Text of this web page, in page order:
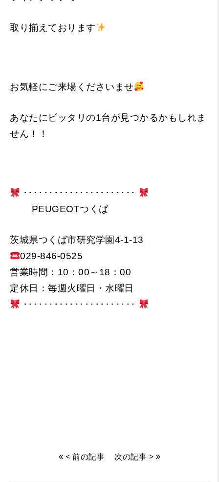
取り揃えております
お気軽にご来場くださいませ
あなたにピッタリの1台が見つかるかもしれま
せん！！
･･････････････････････
PEUGEOTつくば
茨城県つくば市研究学園4-1-13
029-846-0525
営業時間：10：00～18：00
定休日：毎週火曜日・水曜日
･･････････････････････
< 前の記事 次の記事 >